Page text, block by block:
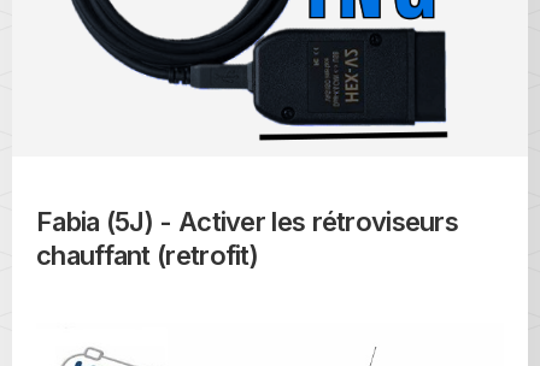
Fabia (5J) - Activer les rétroviseurs
chauffant (retrofit)